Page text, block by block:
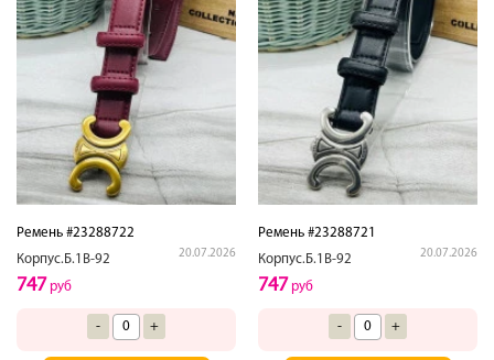
Ремень #23288722
Корпус.Б.1В-92
20.07.2026
747 руб
- +
Ремень #23288721
Корпус.Б.1В-92
20.07.2026
747 руб
- +